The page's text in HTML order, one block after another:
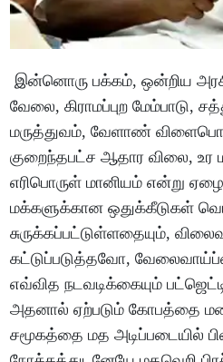
இன்னொரு பக்கம், ஒன்றிய
வேலை, கிராமப்புற மேம்பாடு,
மருத்துவம், வேளாண்
குறைந்தபட்ச ஆதார விலை, உர
எரிபொருள் மானியம் என்று
மக்களுக்கான ஒதுக்கீடுகள்
சுருக்கப்பட்டுள்ளதையும்,
கட்டுப்படுத்தவோ,
எவ்வித நடவடிக்கையும்
அதனால் ஏற்படும் கோபத்தை
சமூகத்தை மத அடிப்படையில்